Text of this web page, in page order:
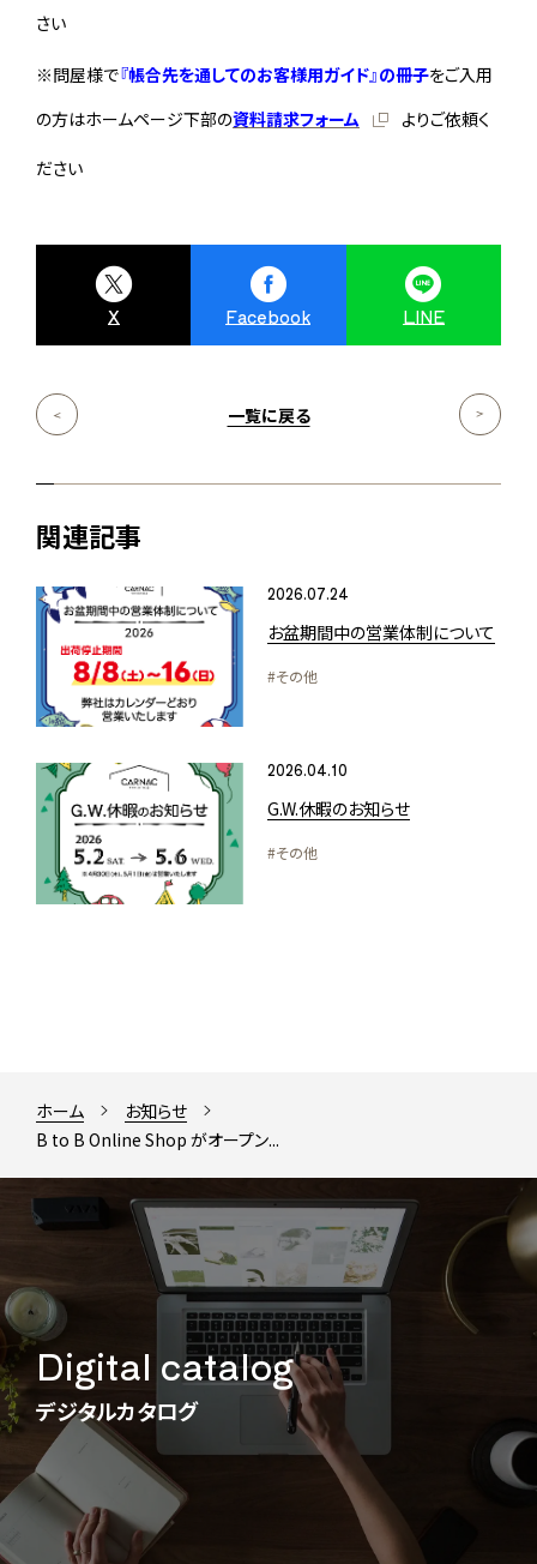
さい
※問屋様で『帳合先を通してのお客様用ガイド』の冊子をご入用
の方はホームページ下部の資料請求フォーム よりご依頼く
ださい
X Facebook LINE
一覧に戻る
関連記事
2026.07.24
お盆期間中の営業体制について
#その他
2026.04.10
G.W.休暇のお知らせ
#その他
ホーム
お知らせ
B to B Online Shop がオープン...
Digital catalog
デジタルカタログ